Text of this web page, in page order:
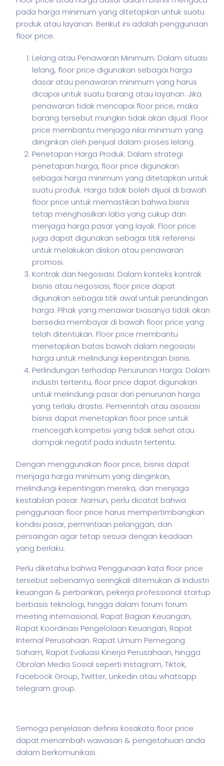
pada harga minimum yang ditetapkan untuk suatu
produk atau layanan. Berikut ini adalah penggunaan
floor price:
Lelang atau Penawaran Minimum: Dalam situasi
lelang, floor price digunakan sebagai harga
dasar atau penawaran minimum yang harus
dicapai untuk suatu barang atau layanan. Jika
penawaran tidak mencapai floor price, maka
barang tersebut mungkin tidak akan dijual. Floor
price membantu menjaga nilai minimum yang
diinginkan oleh penjual dalam proses lelang.
Penetapan Harga Produk: Dalam strategi
penetapan harga, floor price digunakan
sebagai harga minimum yang ditetapkan untuk
suatu produk. Harga tidak boleh dijual di bawah
floor price untuk memastikan bahwa bisnis
tetap menghasilkan laba yang cukup dan
menjaga harga pasar yang layak. Floor price
juga dapat digunakan sebagai titik referensi
untuk melakukan diskon atau penawaran
promosi.
Kontrak dan Negosiasi: Dalam konteks kontrak
bisnis atau negosiasi, floor price dapat
digunakan sebagai titik awal untuk perundingan
harga. Pihak yang menawar biasanya tidak akan
bersedia membayar di bawah floor price yang
telah ditentukan. Floor price membantu
menetapkan batas bawah dalam negosiasi
harga untuk melindungi kepentingan bisnis.
Perlindungan terhadap Penurunan Harga: Dalam
industri tertentu, floor price dapat digunakan
untuk melindungi pasar dari penurunan harga
yang terlalu drastis. Pemerintah atau asosiasi
bisnis dapat menetapkan floor price untuk
mencegah kompetisi yang tidak sehat atau
dampak negatif pada industri tertentu.
Dengan menggunakan floor price, bisnis dapat
menjaga harga minimum yang diinginkan,
melindungi kepentingan mereka, dan menjaga
kestabilan pasar. Namun, perlu dicatat bahwa
penggunaan floor price harus mempertimbangkan
kondisi pasar, permintaan pelanggan, dan
persaingan agar tetap sesuai dengan keadaan
yang berlaku.
Perlu diketahui bahwa Penggunaan kata floor price
tersebut sebenarnya seringkali ditemukan di Industri
keuangan & perbankan, pekerja professional startup
berbasis teknologi, hingga dalam forum forum
meeting internasional, Rapat Bagian Keuangan,
Rapat Koordinasi Pengelolaan Keuangan, Rapat
Internal Perusahaan. Rapat Umum Pemegang
Saham, Rapat Evaluasi Kinerja Perusahaan, hingga
Obrolan Media Sosial seperti Instagram, Tiktok,
Facebook Group, Twitter, Linkedin atau whatsapp
telegram group.
Semoga penjelasan definisi kosakata floor price
dapat menambah wawasan & pengetahuan anda
dalam berkomunikasi.